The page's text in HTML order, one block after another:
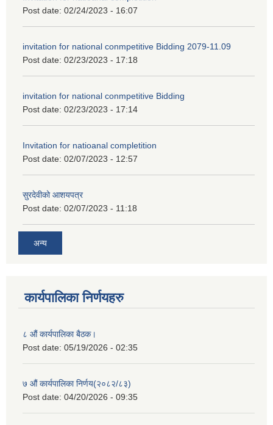
Post date: 02/24/2023 - 16:07
invitation for national conmpetitive Bidding 2079-11.09
Post date: 02/23/2023 - 17:18
invitation for national conmpetitive Bidding
Post date: 02/23/2023 - 17:14
Invitation for natioanal completition
Post date: 02/07/2023 - 12:57
सुरदेवीको आशयपत्र
Post date: 02/07/2023 - 11:18
अन्य
कार्यपालिका निर्णयहरु
८ औं कार्यपालिका बैठक।
Post date: 05/19/2026 - 02:35
७ औं कार्यपालिका निर्णय(२०८२/८३)
Post date: 04/20/2026 - 09:35